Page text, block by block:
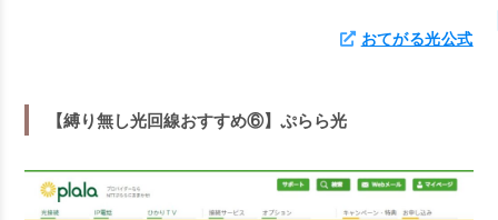
おてがる光公式
【縛り無し光回線おすすめ⑥】ぷらら光